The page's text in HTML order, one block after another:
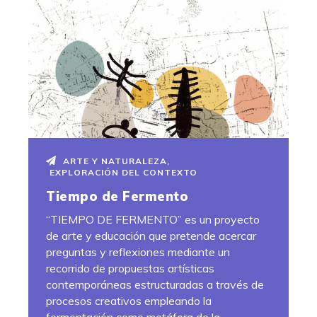
ARTE Y NATURALEZA
EXPLORACIÓN DEL CONTEXTO
Tiempo de Fermento
“TIEMPO DE FERMENTO” es un proyecto
de arte y educación que pretende acercar
preguntas y reflexiones mediante un
recorrido de propuestas artísticas
contemporáneas estructuradas a través de
procesos creativos empleando la